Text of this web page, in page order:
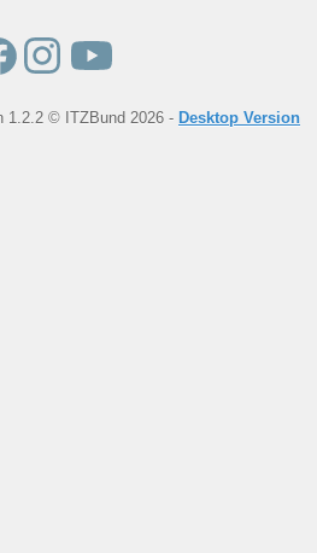
1.2.2 © ITZBund 2026 - Desktop Version